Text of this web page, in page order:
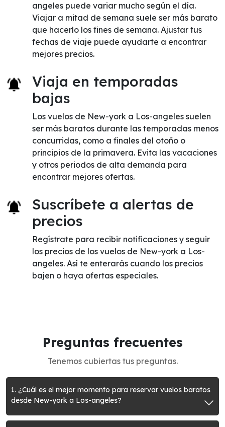
angeles puede variar mucho según el día.
Viajar a mitad de semana suele ser más barato
que hacerlo los fines de semana. Ajustar tus
fechas de viaje puede ayudarte a encontrar
mejores precios.
Viaja en temporadas
bajas
Los vuelos de New-york a Los-angeles suelen
ser más baratos durante las temporadas menos
concurridas, como a finales del otoño o
principios de la primavera. Evita las vacaciones
y otros periodos de alta demanda para
encontrar mejores ofertas.
Suscríbete a alertas de
precios
Regístrate para recibir notificaciones y seguir
los precios de los vuelos de New-york a Los-
angeles. Así te enterarás cuando los precios
bajen o haya ofertas especiales.
Preguntas frecuentes
Tenemos cubiertas tus preguntas.
1. ¿Cuál es el mejor momento para reservar vuelos baratos
desde New-york a Los-angeles?